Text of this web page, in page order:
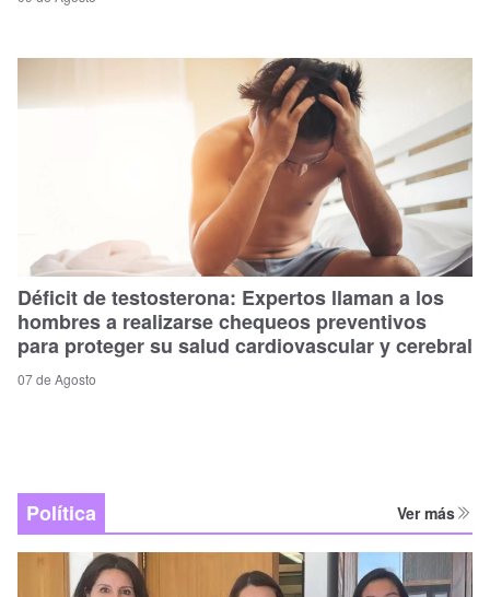
Déficit de testosterona: Expertos llaman a los
hombres a realizarse chequeos preventivos
para proteger su salud cardiovascular y cerebral
07 de Agosto
Política Ver más